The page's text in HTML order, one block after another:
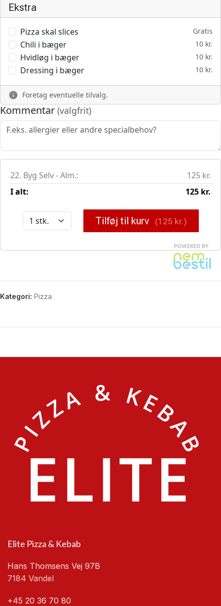
Kategori: Pizza
Elite Pizza & Kebab
Hans Thomsens Vej 97B
7184 Vandel
+45 20 36 70 80